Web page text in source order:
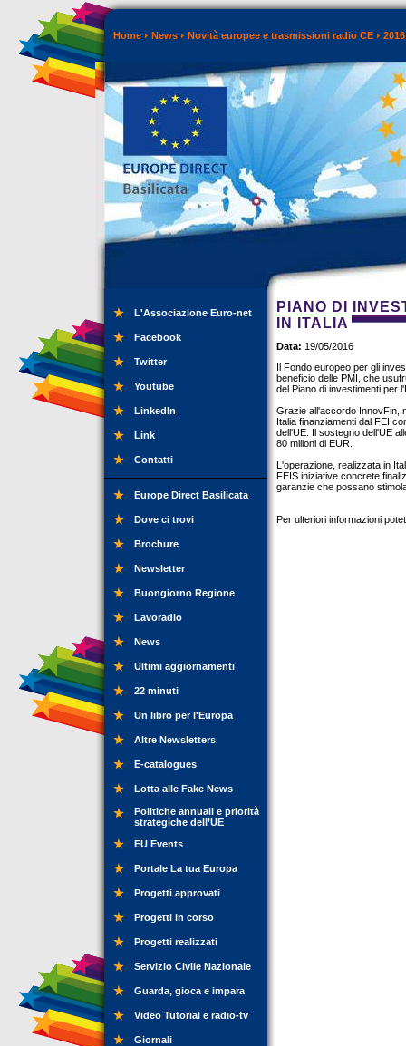
Home News Novità europee e trasmissioni radio CE 2016
L'Associazione Euro-net
Facebook
Twitter
Youtube
LinkedIn
Link
Contatti
Europe Direct Basilicata
Dove ci trovi
Brochure
Newsletter
Buongiorno Regione
Lavoradio
News
Ultimi aggiornamenti
22 minuti
Un libro per l'Europa
Altre Newsletters
E-catalogues
Lotta alle Fake News
Politiche annuali e priorità
strategiche dell’UE
EU Events
Portale La tua Europa
Progetti approvati
Progetti in corso
Progetti realizzati
Servizio Civile Nazionale
Guarda, gioca e impara
Video Tutorial e radio-tv
Giornali
PIANO DI
IN ITALIA
Data: 19/05/2016
Il Fondo europeo per gli
beneficio delle PMI, che
del Piano di investimenti per
Grazie all'accordo InnovFin,
Italia finanziamenti dal FEI
dell'UE. Il sostegno dell'UE
80 milioni di EUR.
L'operazione, realizzata in
FEIS iniziative concrete
garanzie che possano
Per ulteriori informazioni